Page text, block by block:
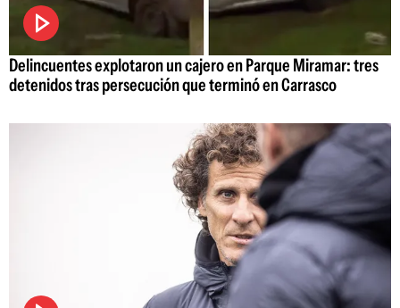
Delincuentes explotaron un cajero en Parque Miramar: tres
detenidos tras persecución que terminó en Carrasco